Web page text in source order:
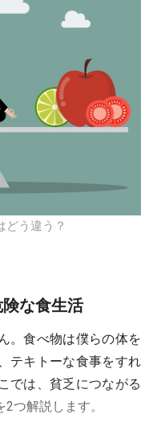
どう違う？
な食生活
。食べ物は僕らの体を
テキトーな食事をすれ
では、貧乏につながる
つ解説します。